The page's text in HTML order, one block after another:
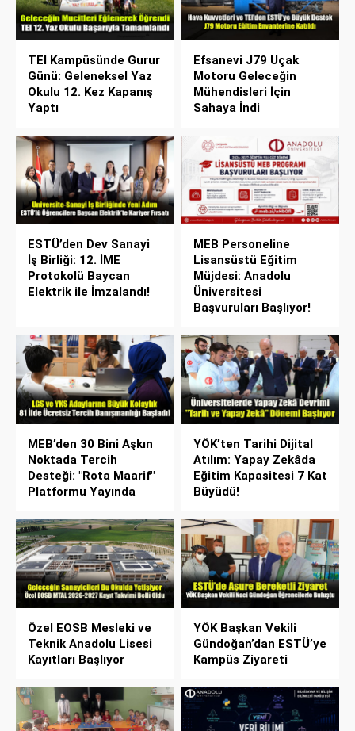
TEI Kampüsünde Gurur
Günü: Geleneksel Yaz
Okulu 12. Kez Kapanış
Yaptı
Efsanevi J79 Uçak
Motoru Geleceğin
Mühendisleri İçin
Sahaya İndi
ESTÜ’den Dev Sanayi
İş Birliği: 12. İME
Protokolü Baycan
Elektrik ile İmzalandı!
MEB Personeline
Lisansüstü Eğitim
Müjdesi: Anadolu
Üniversitesi
Başvuruları Başlıyor!
MEB’den 30 Bini Aşkın
Noktada Tercih
Desteği: "Rota Maarif"
Platformu Yayında
YÖK’ten Tarihi Dijital
Atılım: Yapay Zekâda
Eğitim Kapasitesi 7 Kat
Büyüdü!
Özel EOSB Mesleki ve
Teknik Anadolu Lisesi
Kayıtları Başlıyor
YÖK Başkan Vekili
Gündoğan’dan ESTÜ’ye
Kampüs Ziyareti